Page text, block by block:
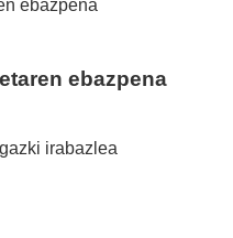
ebazpena
irabazlea